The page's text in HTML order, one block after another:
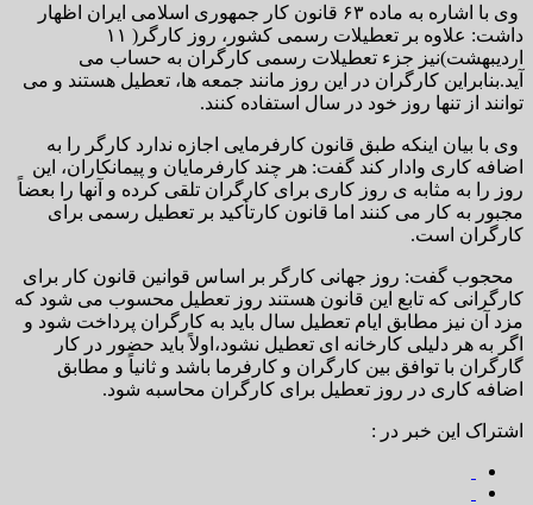
وی با اشاره به ماده ۶۳ قانون کار جمهوری اسلامی ایران اظهار
داشت: علاوه بر تعطیلات رسمی کشور، روز کارگر( ۱۱
اردیبهشت)نیز جزء تعطیلات رسمی کارگران به حساب می
آید.بنابراین کارگران در این روز مانند جمعه ها، تعطیل هستند و می
توانند از تنها روز خود در سال استفاده کنند.
وی با بیان اینکه طبق قانون کارفرمایی اجازه ندارد کارگر را به
اضافه کاری وادار کند گفت: هر چند کارفرمایان و پیمانکاران، این
روز را به مثابه ی روز کاری برای کارگران تلقی کرده و آنها را بعضاً
مجبور به کار می کنند اما قانون کارتأکید بر تعطیل رسمی برای
کارگران است.
محجوب گفت: روز جهانی کارگر بر اساس قوانین قانون کار برای
کارگرانی که تابع این قانون هستند روز تعطیل محسوب می شود که
مزد آن نیز مطابق ایام تعطیل سال باید به کارگران پرداخت شود و
اگر به هر دلیلی کارخانه ای تعطیل نشود،اولاً باید حضور در کار
گارگران با توافق بین کارگران و کارفرما باشد و ثانیاً و مطابق
اضافه کاری در روز تعطیل برای کارگران محاسبه شود.
اشتراک این خبر در :